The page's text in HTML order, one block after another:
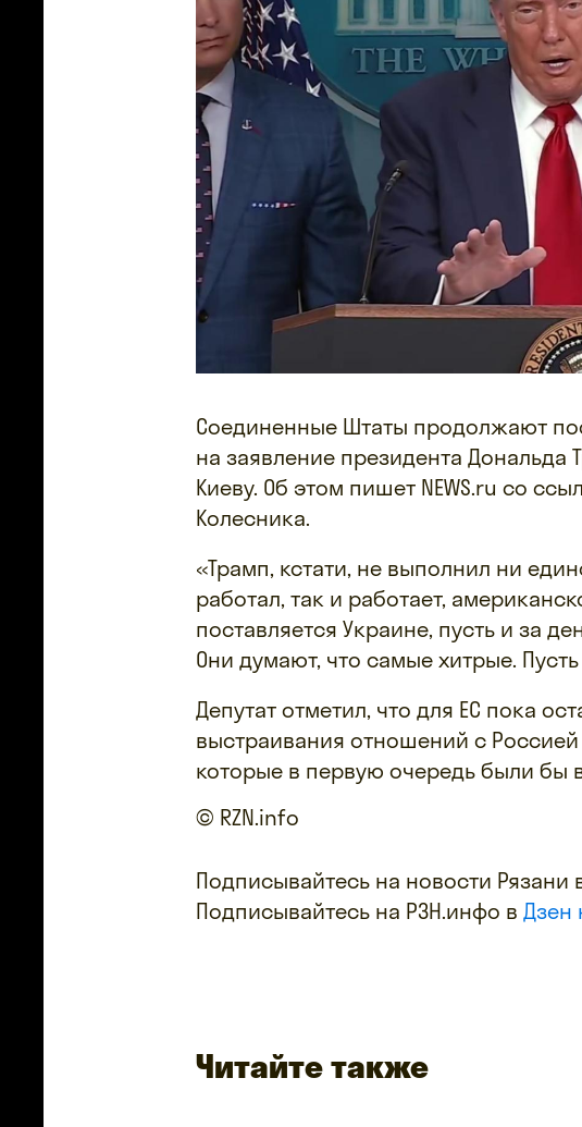
Соединенные Штаты продолжают
на заявление президента
Киеву. Об этом пишет NEWS.ru со
Колесника.
«Трамп, кстати, не выполнил ни
работал, так и работает,
поставляется Украине, пусть и за
Они думают, что самые хитрые.
Депутат отметил, что для ЕС пока
выстраивания отношений с
которые в первую очередь были бы
© RZN.info
Подписывайтесь на новости Рязани
Подписывайтесь на РЗН.инфо в Дзен
Читайте также